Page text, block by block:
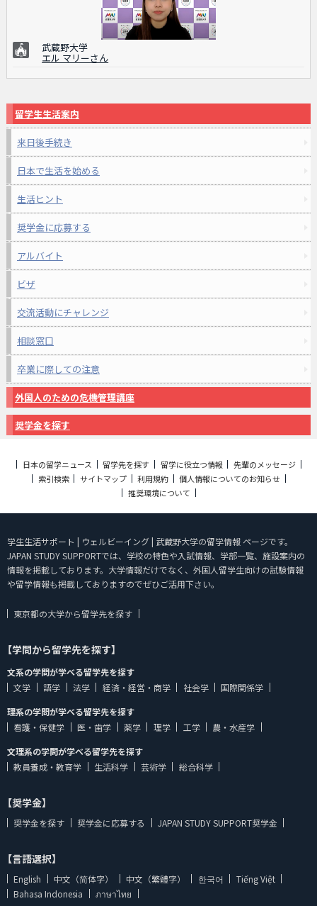
武蔵野大学
エル マリーさん
留学生生活案内
来日後手続き
日本で生活を始める
生活ヒント
奨学金に応募する
アルバイト
ビザ
交流活動にチャレンジ
相談窓口
卒業に際しての注意
外国人のための危機管理講座
奨学金を探す
日本の留学ニュース 留学先を探す 留学に役立つ情報
先輩のメッセージ
索引検索
サイトマップ 利用規約
個人情報についてのお知らせ
推奨環境について
学生生活サポート | ウェルビーイング | 武蔵野大学の留学情報 ページです。
JAPAN STUDY SUPPORTでは、学校の特色や入試情報、学部一覧、施設案内の
情報を掲載しております。大学情報だけでなく、外国人留学生向けの試験情報
や留学情報も掲載しておりますのでぜひご活用下さい。
東京都の大学から留学先を探す
【学問から留学先を探す】
文系の学問が学べる留学先を探す
文学
語学 法学 経済・経営・商学 社会学
国際関係学
理系の学問が学べる留学先を探す
看護・保健学
医・歯学 薬学 理学 工学
農・水産学
文理系の学問が学べる留学先を探す
教員養成・教育学
生活科学 芸術学 総合科学
【奨学金】
奨学金を探す 奨学金に応募する JAPAN STUDY SUPPORT奨学金
【言語選択】
English 中文（简体字） 中文（繁體字） 한국어
Tiếng Việt
Bahasa Indonesia
ภาษาไทย